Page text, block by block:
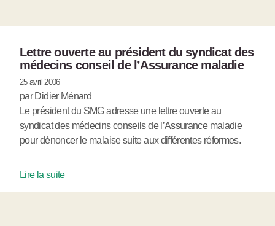
Lettre ouverte au président du syndicat des
médecins conseil de l’Assurance maladie
25 avril 2006
par Didier Ménard
Le président du SMG adresse une lettre ouverte au
syndicat des médecins conseils de l’Assurance maladie
pour dénoncer le malaise suite aux différentes réformes.
Lire la suite